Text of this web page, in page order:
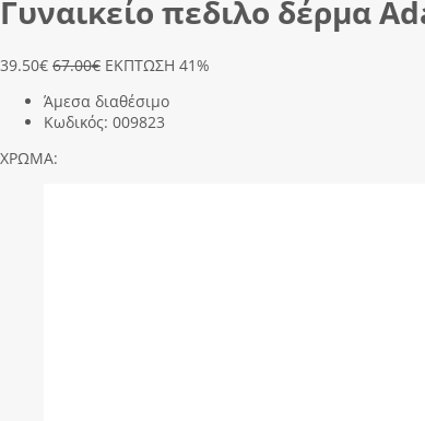
Γυναικείο πεδιλο δέρμα
39.50€ 67.00€ ΕΚΠΤΩΣΗ 41%
Άμεσα διαθέσιμο
Κωδικός: 009823
ΧΡΩΜΑ: